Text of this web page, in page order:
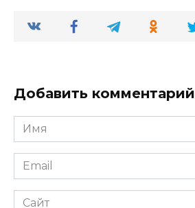
Добавить комментарий
Имя
*
Email
*
Сайт